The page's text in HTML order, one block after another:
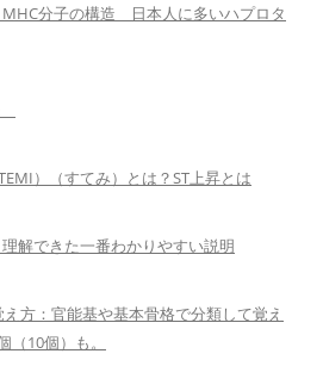
分子の構造 日本人に多いハプロタ
）（すてみ）とは？ST上昇とは
解できた一番わかりやすい説明
方：官能基や基本骨格で分類して覚え
10個）も。